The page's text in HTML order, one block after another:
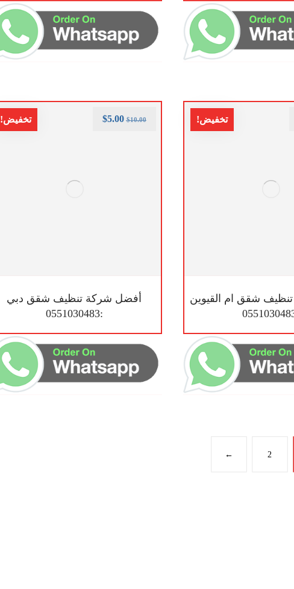
تخفيض!
شقق ام القيوين
تخفيض!
أفضل شركة تنظيف شقق دبي
:0551030483
$10.00
$5.00
2
←